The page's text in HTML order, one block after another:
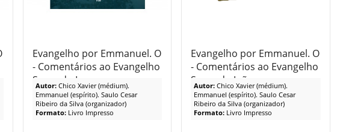
Evangelho por Emmanuel. O
- Comentários ao Evangelho
Segundo Lucas
Autor: Chico Xavier (médium).
Emmanuel (espírito). Saulo Cesar
Ribeiro da Silva (organizador)
Formato: Livro Impresso
Evangelho por Emmanuel. O
- Comentários ao Evangelho
Segundo João
Autor:Chico Xavier (médium).
Emmanuel (espírito). Saulo Cesar
Ribeiro da Silva (organizador)
Formato: Livro Impresso